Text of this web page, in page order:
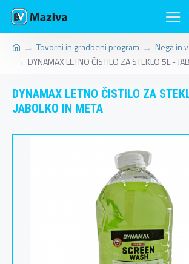
Tovorni in gradbeni program
Nega in
DYNAMAX LETNO ČISTILO ZA STEKLO 5L -
DYNAMAX LETNO ČISTILO ZA
JABOLKO IN META